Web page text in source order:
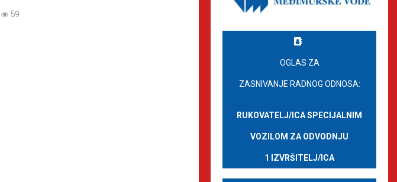
59
OGLAS ZA
ZASNIVANJE RADNOG ODNOSA:
RUKOVATELJ/ICA SPECIJALNIM
VOZILOM ZA ODVODNJU
1 IZVRŠITELJ/ICA